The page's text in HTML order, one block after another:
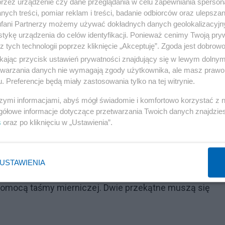
zadania. Kompletność narzędzi jest bardzo
integralność wszystkich elementów mebli i ich
rozpakowywania. Pomieszanie elementów
uszkodzić pokrycia elementów mebli oraz samej
instrukcją. Po zmontowaniu poszczególnych
taśmy mierniczej. Dwie przekątne muszą się
treści, pomiar reklam i treści, badanie odbiorców oraz
Partnerzy możemy używać dokładnych danych
urządzenia do celów identyfikacji. Ponieważ cenimy Twoją
tych technologii poprzez kliknięcie „Akceptuję”. Zgoda jest
przycisk ustawień prywatności znajdujący się w lewym
danych nie wymagają zgody użytkownika, ale masz
Preferencje będą miały zastosowania tylko na tej witrynie.
informacjami, abyś mógł świadomie i komfortowo korzystać z
informacje dotyczące przetwarzania Twoich danych
oraz po kliknięciu w „Ustawienia”.
USTAWIENIA